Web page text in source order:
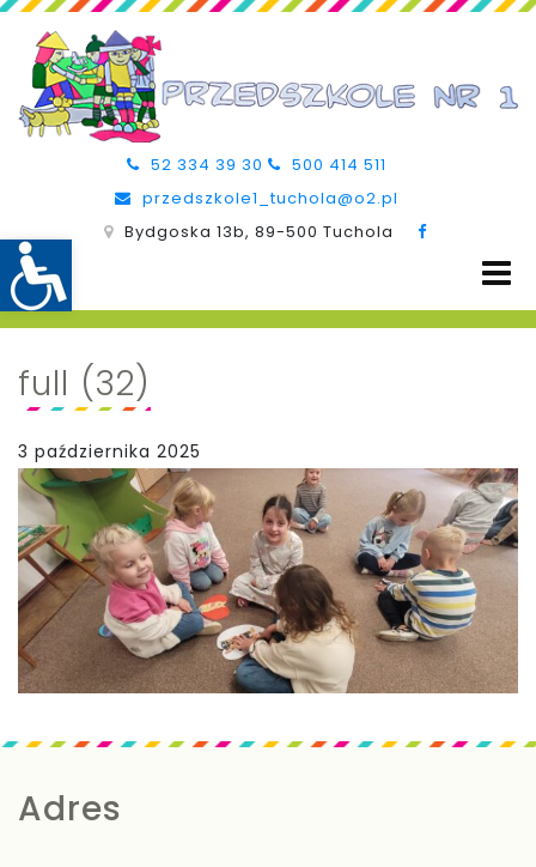
52 334 39 30
500 414 511
przedszkole1_tuchola@o2.pl
Bydgoska 13b, 89-500 Tuchola
full (32)
3 października 2025
Adres